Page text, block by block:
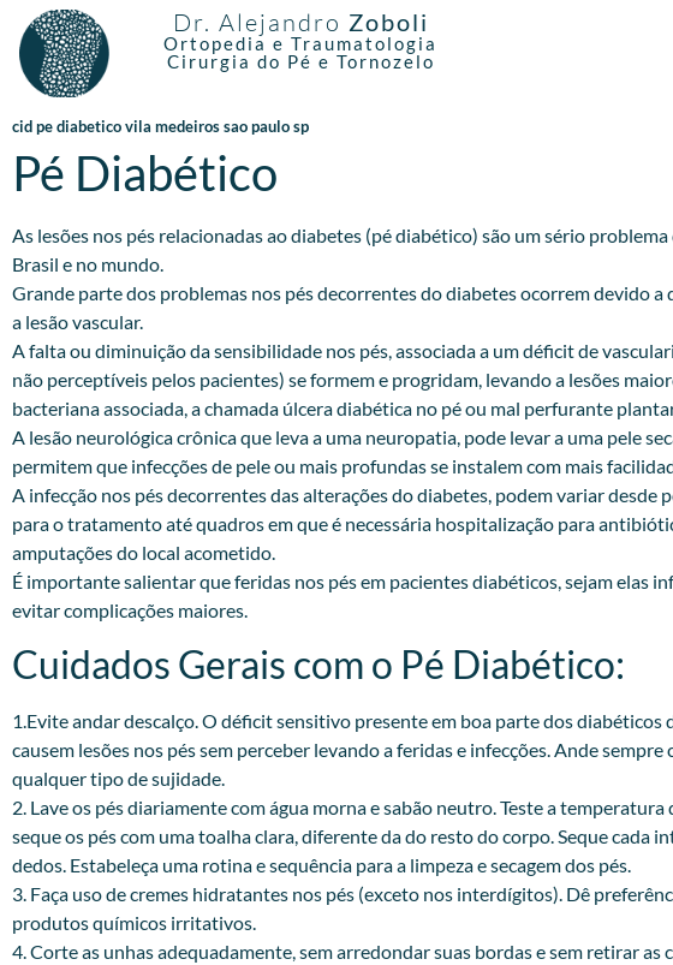
Dr. Alejandro Zoboli
Ortopedia e Traumatologia
Cirurgia do Pé e Tornozelo
cid pe diabetico vila medeiros sao paulo sp
Pé Diabético
As lesões nos pés relacionadas ao diabetes (pé diabético) são um sério
Brasil e no mundo.
Grande parte dos problemas nos pés decorrentes do diabetes ocorrem devido a
a lesão vascular.
A falta ou diminuição da sensibilidade nos pés, associada a um déficit de
não perceptíveis pelos pacientes) se formem e progridam, levando a lesões
bacteriana associada, a chamada úlcera diabética no pé ou mal perfurante
A lesão neurológica crônica que leva a uma neuropatia, pode levar a uma pele
permitem que infecções de pele ou mais profundas se instalem com mais
A infecção nos pés decorrentes das alterações do diabetes, podem variar
para o tratamento até quadros em que é necessária hospitalização para
amputações do local acometido.
É importante salientar que feridas nos pés em pacientes diabéticos, sejam elas
evitar complicações maiores.
Cuidados Gerais com o Pé Diabético:
1.Evite andar descalço. O déficit sensitivo presente em boa parte dos
causem lesões nos pés sem perceber levando a feridas e infecções. Ande
qualquer tipo de sujidade.
2. Lave os pés diariamente com água morna e sabão neutro. Teste a
seque os pés com uma toalha clara, diferente da do resto do corpo. Seque
dedos. Estabeleça uma rotina e sequência para a limpeza e secagem dos pés.
3. Faça uso de cremes hidratantes nos pés (exceto nos interdígitos). Dê
produtos químicos irritativos.
4. Corte as unhas adequadamente, sem arredondar suas bordas e sem retirar